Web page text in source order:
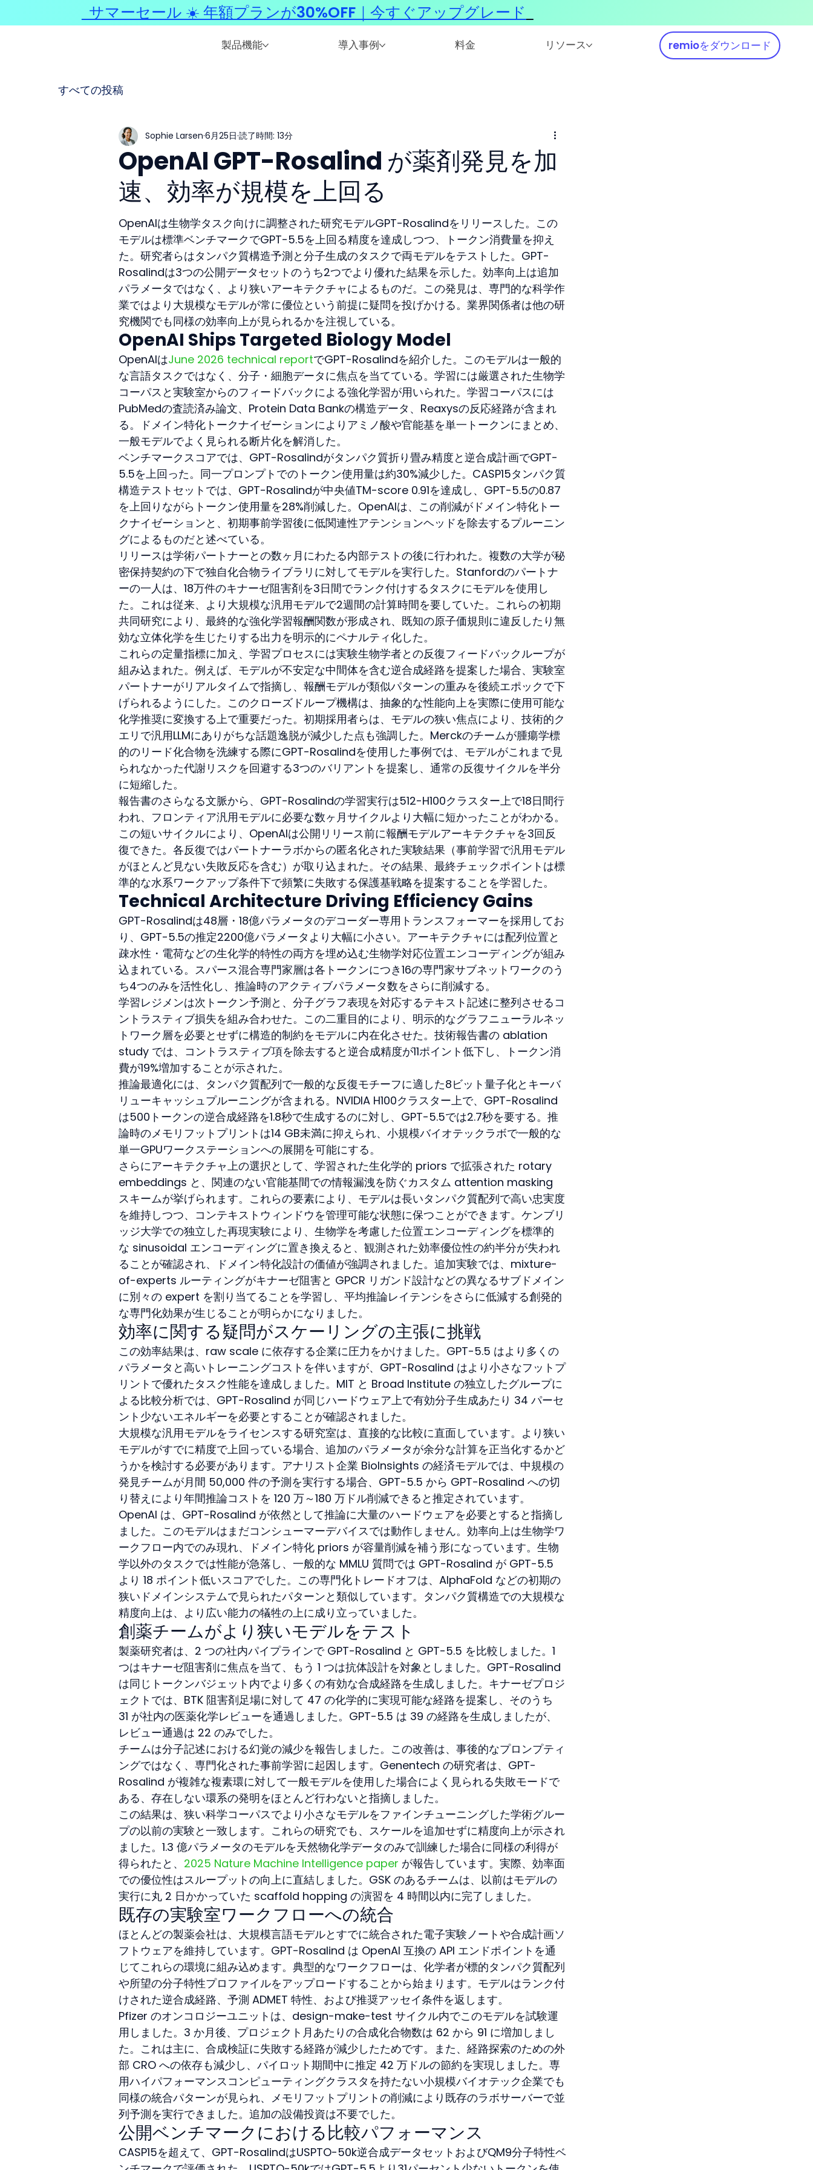
製品機能 導入事例 料金 リソース remioをダウンロード
すべての投稿
OpenAI GPT-Rosalind が薬剤発見を加
速、効率が規模を上回る
Sophie Larsen 6月25日 読了時間: 13分
OpenAIは生物学タスク向けに調整された研究モデルGPT-Rosalindをリリースした。この
モデルは標準ベンチマークでGPT-5.5を上回る精度を達成しつつ、トークン消費量を抑え
た。研究者らはタンパク質構造予測と分子生成のタスクで両モデルをテストした。GPT-
Rosalindは3つの公開データセットのうち2つでより優れた結果を示した。効率向上は追加
パラメータではなく、より狭いアーキテクチャによるものだ。この発見は、専門的な科学作
業ではより大規模なモデルが常に優位という前提に疑問を投げかける。業界関係者は他の研
究機関でも同様の効率向上が見られるかを注視している。
OpenAI Ships Targeted Biology Model
OpenAIはJune 2026 technical reportでGPT-Rosalindを紹介した。このモデルは一般的
な言語タスクではなく、分子・細胞データに焦点を当てている。学習には厳選された生物学
コーパスと実験室からのフィードバックによる強化学習が用いられた。学習コーパスには
PubMedの査読済み論文、Protein Data Bankの構造データ、Reaxysの反応経路が含まれ
る。ドメイン特化トークナイゼーションによりアミノ酸や官能基を単一トークンにまとめ、
一般モデルでよく見られる断片化を解消した。
ベンチマークスコアでは、GPT-Rosalindがタンパク質折り畳み精度と逆合成計画でGPT-
5.5を上回った。同一プロンプトでのトークン使用量は約30%減少した。CASP15タンパク質
構造テストセットでは、GPT-Rosalindが中央値TM-score 0.91を達成し、GPT-5.5の0.87
を上回りながらトークン使用量を28%削減した。OpenAIは、この削減がドメイン特化トー
クナイゼーションと、初期事前学習後に低関連性アテンションヘッドを除去するプルーニン
グによるものだと述べている。
リリースは学術パートナーとの数ヶ月にわたる内部テストの後に行われた。複数の大学が秘
密保持契約の下で独自化合物ライブラリに対してモデルを実行した。Stanfordのパートナ
ーの一人は、18万件のキナーゼ阻害剤を3日間でランク付けするタスクにモデルを使用し
た。これは従来、より大規模な汎用モデルで2週間の計算時間を要していた。これらの初期
共同研究により、最終的な強化学習報酬関数が形成され、既知の原子価規則に違反したり無
効な立体化学を生じたりする出力を明示的にペナルティ化した。
これらの定量指標に加え、学習プロセスには実験生物学者との反復フィードバックループが
組み込まれた。例えば、モデルが不安定な中間体を含む逆合成経路を提案した場合、実験室
パートナーがリアルタイムで指摘し、報酬モデルが類似パターンの重みを後続エポックで下
げられるようにした。このクローズドループ機構は、抽象的な性能向上を実際に使用可能な
化学推奨に変換する上で重要だった。初期採用者らは、モデルの狭い焦点により、技術的ク
エリで汎用LLMにありがちな話題逸脱が減少した点も強調した。Merckのチームが腫瘍学標
的のリード化合物を洗練する際にGPT-Rosalindを使用した事例では、モデルがこれまで見
られなかった代謝リスクを回避する3つのバリアントを提案し、通常の反復サイクルを半分
に短縮した。
報告書のさらなる文脈から、GPT-Rosalindの学習実行は512-H100クラスター上で18日間行
われ、フロンティア汎用モデルに必要な数ヶ月サイクルより大幅に短かったことがわかる。
この短いサイクルにより、OpenAIは公開リリース前に報酬モデルアーキテクチャを3回反
復できた。各反復ではパートナーラボからの匿名化された実験結果（事前学習で汎用モデル
がほとんど見ない失敗反応を含む）が取り込まれた。その結果、最終チェックポイントは標
準的な水系ワークアップ条件下で頻繁に失敗する保護基戦略を提案することを学習した。
Technical Architecture Driving Efficiency Gains
GPT-Rosalindは48層・18億パラメータのデコーダー専用トランスフォーマーを採用してお
り、GPT-5.5の推定2200億パラメータより大幅に小さい。アーキテクチャには配列位置と
疎水性・電荷などの生化学的特性の両方を埋め込む生物学対応位置エンコーディングが組み
込まれている。スパース混合専門家層は各トークンにつき16の専門家サブネットワークのう
ち4つのみを活性化し、推論時のアクティブパラメータ数をさらに削減する。
学習レジメンは次トークン予測と、分子グラフ表現を対応するテキスト記述に整列させるコ
ントラスティブ損失を組み合わせた。この二重目的により、明示的なグラフニューラルネッ
トワーク層を必要とせずに構造的制約をモデルに内在化させた。技術報告書の ablation
study では、コントラスティブ項を除去すると逆合成精度が11ポイント低下し、トークン消
費が19%増加することが示された。
推論最適化には、タンパク質配列で一般的な反復モチーフに適した8ビット量子化とキーバ
リューキャッシュプルーニングが含まれる。NVIDIA H100クラスター上で、GPT-Rosalind
は500トークンの逆合成経路を1.8秒で生成するのに対し、GPT-5.5では2.7秒を要する。推
論時のメモリフットプリントは14 GB未満に抑えられ、小規模バイオテックラボで一般的な
単一GPUワークステーションへの展開を可能にする。
さらにアーキテクチャ上の選択として、学習された生化学的 priors で拡張された rotary
embeddings と、関連のない官能基間での情報漏洩を防ぐカスタム attention masking
スキームが挙げられます。これらの要素により、モデルは長いタンパク質配列で高い忠実度
を維持しつつ、コンテキストウィンドウを管理可能な状態に保つことができます。ケンブリ
ッジ大学での独立した再現実験により、生物学を考慮した位置エンコーディングを標準的
な sinusoidal エンコーディングに置き換えると、観測された効率優位性の約半分が失われ
ることが確認され、ドメイン特化設計の価値が強調されました。追加実験では、mixture-
of-experts ルーティングがキナーゼ阻害と GPCR リガンド設計などの異なるサブドメイン
に別々の expert を割り当てることを学習し、平均推論レイテンシをさらに低減する創発的
な専門化効果が生じることが明らかになりました。
効率に関する疑問がスケーリングの主張に挑戦
この効率結果は、raw scale に依存する企業に圧力をかけました。GPT-5.5 はより多くの
パラメータと高いトレーニングコストを伴いますが、GPT-Rosalind はより小さなフットプ
リントで優れたタスク性能を達成しました。MIT と Broad Institute の独立したグループに
よる比較分析では、GPT-Rosalind が同じハードウェア上で有効分子生成あたり 34 パーセ
ント少ないエネルギーを必要とすることが確認されました。
大規模な汎用モデルをライセンスする研究室は、直接的な比較に直面しています。より狭い
モデルがすでに精度で上回っている場合、追加のパラメータが余分な計算を正当化するかど
うかを検討する必要があります。アナリスト企業 BioInsights の経済モデルでは、中規模の
発見チームが月間 50,000 件の予測を実行する場合、GPT-5.5 から GPT-Rosalind への切
り替えにより年間推論コストを 120 万～180 万ドル削減できると推定されています。
OpenAI は、GPT-Rosalind が依然として推論に大量のハードウェアを必要とすると指摘し
ました。このモデルはまだコンシューマーデバイスでは動作しません。効率向上は生物学ワ
ークフロー内でのみ現れ、ドメイン特化 priors が容量削減を補う形になっています。生物
学以外のタスクでは性能が急落し、一般的な MMLU 質問では GPT-Rosalind が GPT-5.5
より 18 ポイント低いスコアでした。この専門化トレードオフは、AlphaFold などの初期の
狭いドメインシステムで見られたパターンと類似しています。タンパク質構造での大規模な
精度向上は、より広い能力の犠牲の上に成り立っていました。
創薬チームがより狭いモデルをテスト
製薬研究者は、2 つの社内パイプラインで GPT-Rosalind と GPT-5.5 を比較しました。1
つはキナーゼ阻害剤に焦点を当て、もう 1 つは抗体設計を対象としました。GPT-Rosalind
は同じトークンバジェット内でより多くの有効な合成経路を生成しました。キナーゼプロジ
ェクトでは、BTK 阻害剤足場に対して 47 の化学的に実現可能な経路を提案し、そのうち
31 が社内の医薬化学レビューを通過しました。GPT-5.5 は 39 の経路を生成しましたが、
レビュー通過は 22 のみでした。
チームは分子記述における幻覚の減少を報告しました。この改善は、事後的なプロンプティ
ングではなく、専門化された事前学習に起因します。Genentech の研究者は、GPT-
Rosalind が複雑な複素環に対して一般モデルを使用した場合によく見られる失敗モードで
ある、存在しない環系の発明をほとんど行わないと指摘しました。
この結果は、狭い科学コーパスでより小さなモデルをファインチューニングした学術グルー
プの以前の実験と一致します。これらの研究でも、スケールを追加せずに精度向上が示され
ました。1.3 億パラメータのモデルを天然物化学データのみで訓練した場合に同様の利得が
得られたと、 2025 Nature Machine Intelligence paper が報告しています。実際、効率面
での優位性はスループットの向上に直結しました。GSK のあるチームは、以前はモデルの
実行に丸 2 日かかっていた scaffold hopping の演習を 4 時間以内に完了しました。
既存の実験室ワークフローへの統合
ほとんどの製薬会社は、大規模言語モデルとすでに統合された電子実験ノートや合成計画ソ
フトウェアを維持しています。GPT-Rosalind は OpenAI 互換の API エンドポイントを通
じてこれらの環境に組み込めます。典型的なワークフローは、化学者が標的タンパク質配列
や所望の分子特性プロファイルをアップロードすることから始まります。モデルはランク付
けされた逆合成経路、予測 ADMET 特性、および推奨アッセイ条件を返します。
Pfizer のオンコロジーユニットは、design-make-test サイクル内でこのモデルを試験運
用しました。3 か月後、プロジェクト月あたりの合成化合物数は 62 から 91 に増加しまし
た。これは主に、合成検証に失敗する経路が減少したためです。また、経路探索のための外
部 CRO への依存も減少し、パイロット期間中に推定 42 万ドルの節約を実現しました。専
用ハイパフォーマンスコンピューティングクラスタを持たない小規模バイオテック企業でも
同様の統合パターンが見られ、メモリフットプリントの削減により既存のラボサーバーで並
列予測を実行できました。追加の設備投資は不要でした。
公開ベンチマークにおける比較パフォーマンス
CASP15を超えて、GPT-RosalindはUSPTO-50k逆合成データセットおよびQM9分子特性ベ
サマーセール ☀️ 年額プランが30%OFF｜今すぐアップグレード